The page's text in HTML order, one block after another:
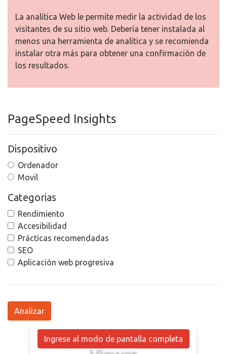
La analítica Web le permite medir la actividad de los
visitantes de su sitio web. Debería tener instalada al
menos una herramienta de analítica y se recomienda
instalar otra más para obtener una confirmación de
los resultados.
PageSpeed Insights
Dispositivo
Ordenador
Movil
Categorias
Rendimiento
Accesibilidad
Prácticas recomendadas
SEO
Aplicación web progresiva
Analizar
Ingrese al modo de pantalla completa